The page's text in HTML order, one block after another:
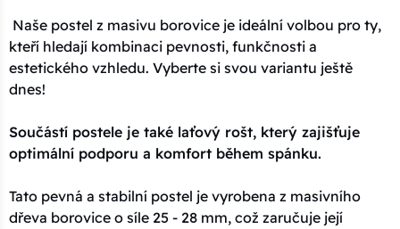
Naše postel z masivu borovice je ideální volbou pro ty,
kteří hledají kombinaci pevnosti, funkčnosti a
estetického vzhledu. Vyberte si svou variantu ještě
dnes!
Součástí postele je také laťový rošt, který zajišťuje
optimální podporu a komfort během spánku.
Tato pevná a stabilní postel je vyrobena z masivního
dřeva borovice o síle 25 - 28 mm, což zaručuje její